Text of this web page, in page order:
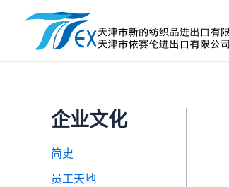
企业文化
简史
员工天地